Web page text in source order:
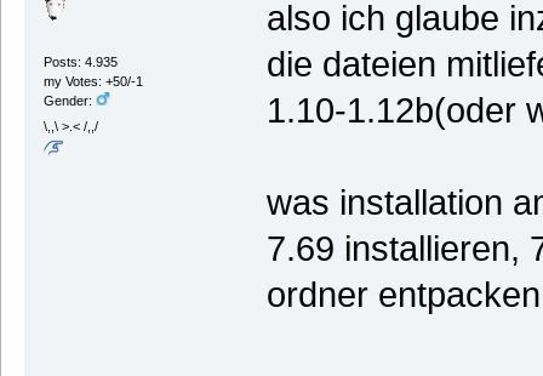
Posts: 4.935
my Votes: +50/-1
Gender:
\,,\ >.< /,,/
also ich glaube
die dateien
1.10-1.12b(oder
was installation
7.69 installieren,
ordner